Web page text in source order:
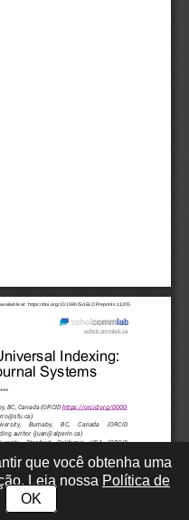
que você obtenha uma
Leia nossa Política de
OK